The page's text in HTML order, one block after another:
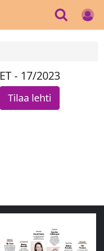
ET - 17/2023
Tilaa lehti